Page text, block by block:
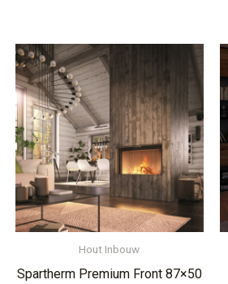
Hout Inbouw
Spartherm Premium Front 87×50